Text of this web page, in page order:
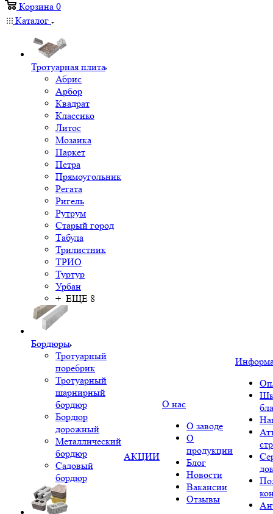
Корзина 0
Каталог
Тротуарная плита
Абрис
Арбор
Квадрат
Классико
Литос
Мозаика
Паркет
Петра
Прямоугольник
Регата
Ригель
Рутрум
Старый город
Табула
Трилистник
ТРИО
Туртур
Урбан
+ ЕЩЕ 8
Бордюры
Тротуарный
поребрик
Тротуарный
шарнирный
бордюр
Бордюр
дорожный
Металлический
бордюр
Садовый
бордюр
АКЦИИ
О нас
О заводе
О
продукции
Блог
Новости
Вакансии
Отзывы